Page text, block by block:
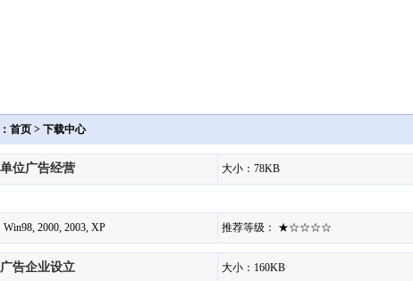
首页 > 下载中心
位广告经营 大小：78KB
2000, 2003, XP 推荐等级： ★☆☆☆☆
告企业设立 大小：160KB